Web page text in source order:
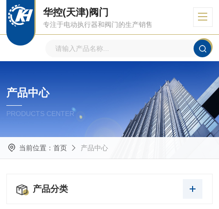
华控(天津)阀门
专注于电动执行器和阀门的生产销售
产品中心
PRODUCTS CENTER
当前位置： 首页 产品中心
产品分类